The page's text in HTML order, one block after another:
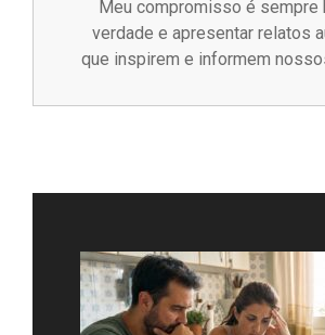
Meu compromisso é sempre
verdade e apresentar relatos
que inspirem e informem